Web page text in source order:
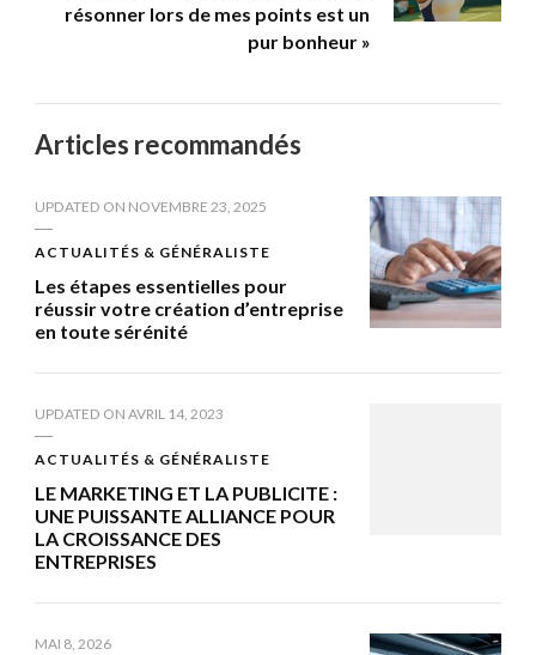
résonner lors de mes points est un
pur bonheur »
Articles recommandés
UPDATED ON NOVEMBRE 23, 2025
ACTUALITÉS & GÉNÉRALISTE
Les étapes essentielles pour
réussir votre création d’entreprise
en toute sérénité
UPDATED ON AVRIL 14, 2023
ACTUALITÉS & GÉNÉRALISTE
LE MARKETING ET LA PUBLICITE :
UNE PUISSANTE ALLIANCE POUR
LA CROISSANCE DES
ENTREPRISES
MAI 8, 2026